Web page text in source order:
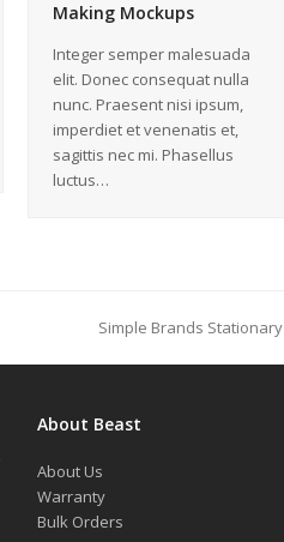
Making Mockups
Integer semper malesuada
elit. Donec consequat nulla
nunc. Praesent nisi ipsum,
imperdiet et venenatis et,
sagittis nec mi. Phasellus
luctus…
next
post:
Simple Brands Stationary
About Beast
About Us
Warranty
Bulk Orders